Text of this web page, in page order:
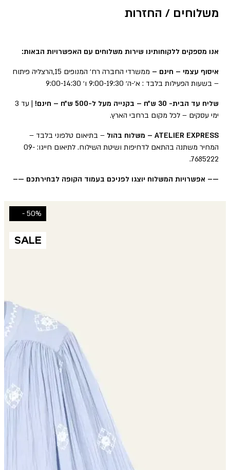
משלוחים / החזרות
אנו מספקים ללקוחותינו שירות משלוחים עם האפשרויות הבאות:
איסוף עצמי – חינם –
ממשרדי החברה רח׳ המנופים 15,הרצליה פיתוח
– בשעות הפעילות בלבד : א׳-ה׳ 9:00-19:30 ו׳ 9:00-14:30
שליח עד הבית- 30 ש״ח – בקנייה מעל ל-500 ש״ח – חינם!
| עד 3
ימי עסקים – לכל מקום ברחבי הארץ.
ATELIER EXPRESS – משלוח בהול
– בתיאום טלפוני בלבד –
המחיר משתנה בהתאם לדחיפות ושיטת השילוח. לתיאום חייגו: 09-
7685222.
—– אפשרויות המשלוח יוצגו לפניכם בעמוד הקופה לבחירתכם —–
50% -
SALE